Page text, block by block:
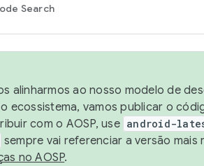
Search
alinharmos ao nosso modelo de
ecossistema, vamos publicar o
com o AOSP, use android-
sempre vai referenciar a versão mais
no AOSP.